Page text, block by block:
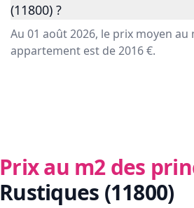
(11800) ?
Au 01 août 2026, le prix moyen au
appartement est de 2016 €.
Prix au m2 des
Rustiques (11800)